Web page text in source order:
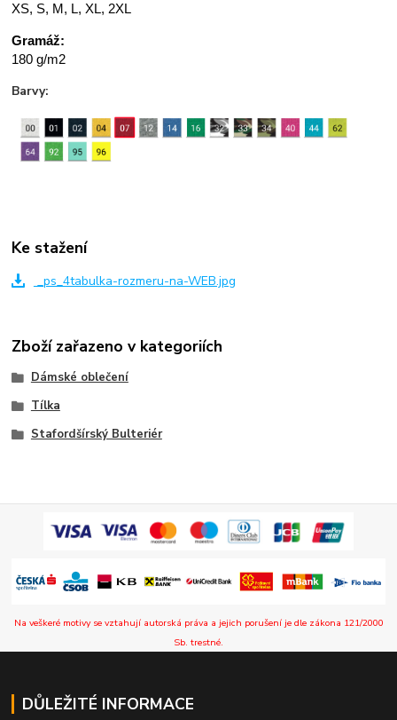
XS, S, M, L, XL, 2XL
Gramáž:
180 g/m2
Barvy:
Ke stažení
_ps_4tabulka-rozmeru-na-WEB.jpg
Zboží zařazeno v kategoriích
Dámské oblečení
Tílka
Stafordšírský Bulteriér
Na veškeré motivy se vztahují autorská práva a jejich porušení je dle zákona 121/2000
Sb. trestné.
DŮLEŽITÉ INFORMACE